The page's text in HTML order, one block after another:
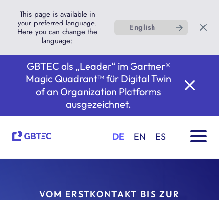
This page is available in
your preferred language.
Here you can change the
language:
English
GBTEC als „Leader“ im Gartner®
Magic Quadrant™ für Digital Twin
of an Organization Platforms
ausgezeichnet.
DE EN ES
VOM ERSTKONTAKT BIS ZUR